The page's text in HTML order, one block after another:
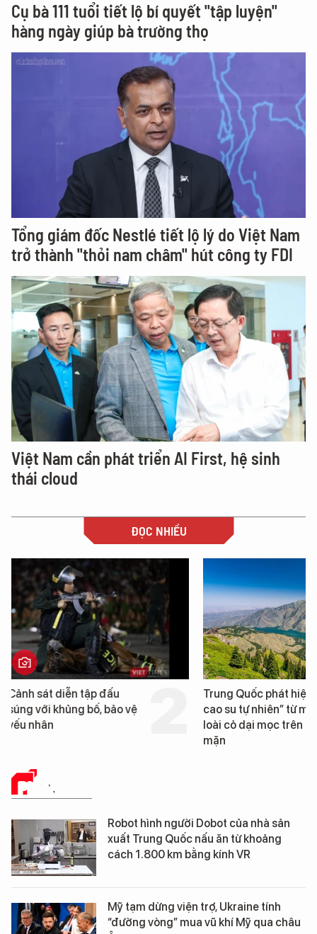
Cụ bà 111 tuổi tiết lộ bí quyết "tập luyện"
hàng ngày giúp bà trường thọ
Tổng giám đốc Nestlé tiết lộ lý do Việt Nam
trở thành "thỏi nam châm" hút công ty FDI
Việt Nam cần phát triển AI First, hệ sinh
thái cloud
ĐỌC NHIỀU
Trung Quốc phát hiện “mỏ
cao su tự nhiên” từ một
loài cỏ dại mọc trên đất
Loạt dự án bất động
Đà Nẵng sắp bị kiểm
PHÂN TÍCH
Robot hình người Dobot của nhà sản
xuất Trung Quốc nấu ăn từ khoảng
cách 1.800 km bằng kính VR
Mỹ tạm dừng viện trợ, Ukraine tính
“đường vòng” mua vũ khí Mỹ qua châu